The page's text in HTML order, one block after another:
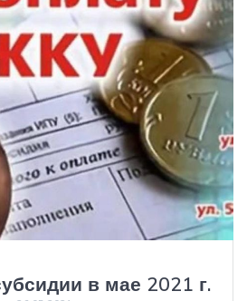
в мае 2021 г.